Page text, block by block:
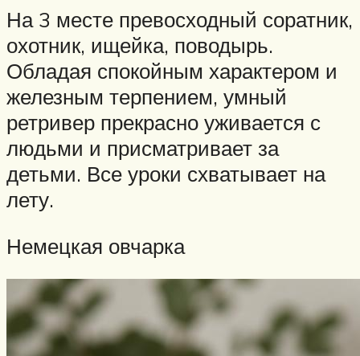
На 3 месте превосходный соратник,
охотник, ищейка, поводырь.
Обладая спокойным характером и
железным терпением, умный
ретривер прекрасно уживается с
людьми и присматривает за
детьми. Все уроки схватывает на
лету.
Немецкая овчарка